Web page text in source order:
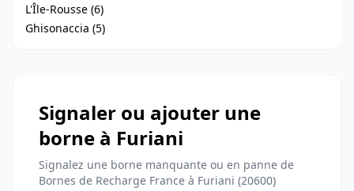
L'Île-Rousse (6)
Ghisonaccia (5)
Signaler ou ajouter une
borne à Furiani
Signalez une borne manquante ou en panne de
Bornes de Recharge France à Furiani (20600)